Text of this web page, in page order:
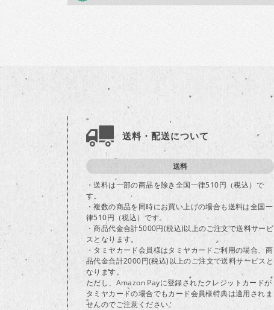
送料・配送について
送料
・送料は一部の商品を除き全国一律510円（税込）で
す。
・複数の商品を同時にお買い上げの場合も送料は全国一
律510円（税込）です。
・商品代金合計5000円(税込)以上のご注文で送料サービ
スとなります。
・タミヤカード会員様はタミヤカードご利用の場合、商
品代金合計2000円(税込)以上のご注文で送料サービスと
なります。
ただし、Amazon Payに登録されたクレジットカードが
タミヤカードの場合でもカード会員様特典は適用されま
せんのでご注意ください。